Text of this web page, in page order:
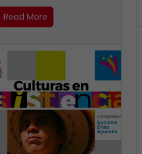
Read More